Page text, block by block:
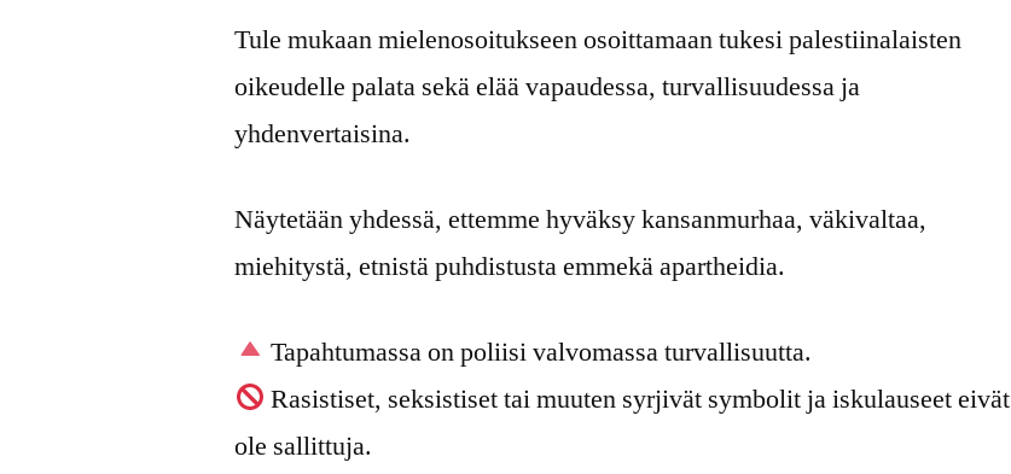
Tule mukaan mielenosoitukseen osoittamaan tukesi palestiinalaisten
oikeudelle palata sekä elää vapaudessa, turvallisuudessa ja
yhdenvertaisina.
Näytetään yhdessä, ettemme hyväksy kansanmurhaa, väkivaltaa,
miehitystä, etnistä puhdistusta emmekä apartheidia.
Tapahtumassa on poliisi valvomassa turvallisuutta.
Rasistiset, seksistiset tai muuten syrjivät symbolit ja iskulauseet eivät
ole sallittuja.